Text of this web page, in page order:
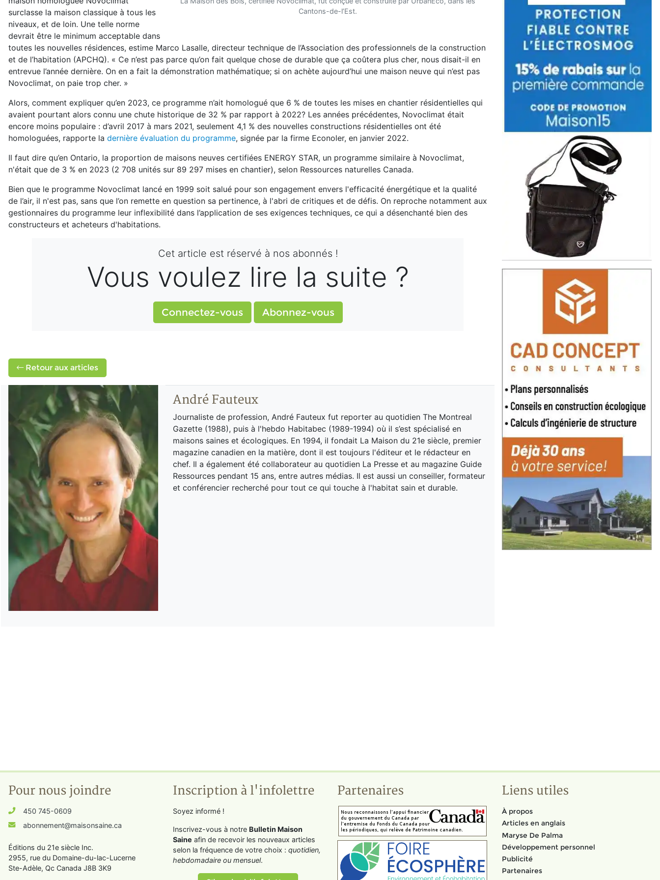
Cantons-de-l’Est.
surclasse la maison classique à tous les
niveaux, et de loin. Une telle norme
devrait être le minimum acceptable dans
toutes les nouvelles résidences, estime Marco Lasalle, directeur technique de l’Association des professionnels de la construction
et de l’habitation (APCHQ). « Ce n’est pas parce qu’on fait quelque chose de durable que ça coûtera plus cher, nous disait-il en
entrevue l’année dernière. On en a fait la démonstration mathématique; si on achète aujourd’hui une maison neuve qui n’est pas
Novoclimat, on paie trop cher. »
Alors, comment expliquer qu’en 2023, ce programme n’ait homologué que 6 % de toutes les mises en chantier résidentielles qui
avaient pourtant alors connu une chute historique de 32 % par rapport à 2022? Les années précédentes, Novoclimat était
encore moins populaire : d’avril 2017 à mars 2021, seulement 4,1 % des nouvelles constructions résidentielles ont été
homologuées, rapporte la dernière évaluation du programme, signée par la firme Econoler, en janvier 2022.
Il faut dire qu’en Ontario, la proportion de maisons neuves certifiées ENERGY STAR, un programme similaire à Novoclimat,
n'était que de 3 % en 2023 (2 708 unités sur 89 297 mises en chantier), selon Ressources naturelles Canada.
Bien que le programme Novoclimat lancé en 1999 soit salué pour son engagement envers l'efficacité énergétique et la qualité
de l’air, il n'est pas, sans que l’on remette en question sa pertinence, à l'abri de critiques et de défis. On reproche notamment aux
gestionnaires du programme leur inflexibilité dans l’application de ses exigences techniques, ce qui a désenchanté bien des
constructeurs et acheteurs d'habitations.
Cet article est réservé à nos abonnés !
Vous voulez lire la suite ?
Connectez-vous Abonnez-vous
Retour aux articles
André Fauteux
Journaliste de profession, André Fauteux fut reporter au quotidien The Montreal
Gazette (1988), puis à l'hebdo Habitabec (1989-1994) où il s’est spécialisé en
maisons saines et écologiques. En 1994, il fondait La Maison du 21e siècle, premier
magazine canadien en la matière, dont il est toujours l'éditeur et le rédacteur en
chef. Il a également été collaborateur au quotidien La Presse et au magazine Guide
Ressources pendant 15 ans, entre autres médias. Il est aussi un conseiller, formateur
et conférencier recherché pour tout ce qui touche à l'habitat sain et durable.
Pour nous joindre
450 745-0609
abonnement@maisonsaine.ca
Éditions du 21e siècle Inc.
2955, rue du Domaine-du-lac-Lucerne
Ste-Adèle, Qc Canada J8B 3K9
Inscription à l'infolettre
Soyez informé !
Inscrivez-vous à notre Bulletin Maison
Saine afin de recevoir les nouveaux articles
selon la fréquence de votre choix : quotidien,
hebdomadaire ou mensuel.
Partenaires Liens utiles
À propos
Articles en anglais
Maryse De Palma
Développement personnel
Publicité
Partenaires